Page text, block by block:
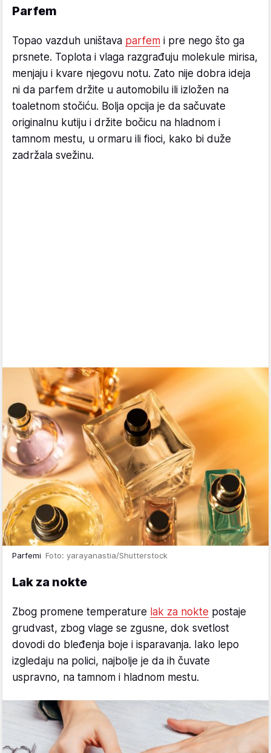
Parfem
Topao vazduh uništava parfem i pre nego što ga
prsnete. Toplota i vlaga razgrađuju molekule mirisa,
menjaju i kvare njegovu notu. Zato nije dobra ideja
ni da parfem držite u automobilu ili izložen na
toaletnom stočiću. Bolja opcija je da sačuvate
originalnu kutiju i držite bočicu na hladnom i
tamnom mestu, u ormaru ili fioci, kako bi duže
zadržala svežinu.
Parfemi Foto: yarayanastia/Shutterstock
Lak za nokte
Zbog promene temperature lak za nokte postaje
grudvast, zbog vlage se zgusne, dok svetlost
dovodi do bleđenja boje i isparavanja. Iako lepo
izgledaju na polici, najbolje je da ih čuvate
uspravno, na tamnom i hladnom mestu.